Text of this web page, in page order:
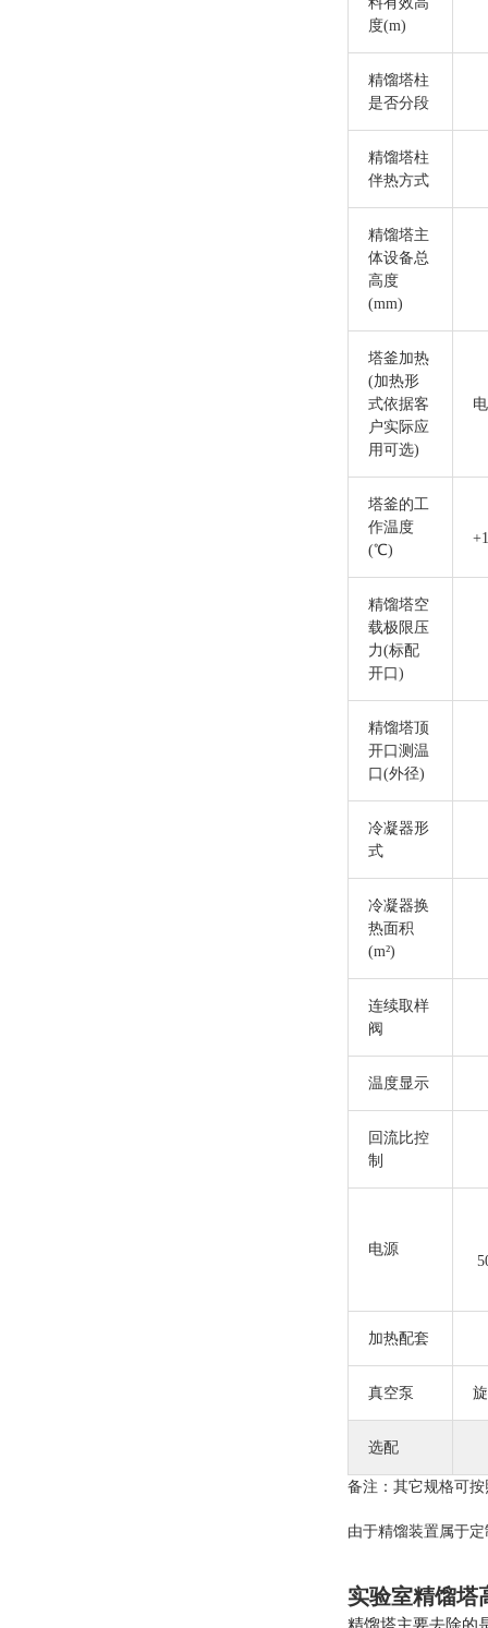
度(m)
精馏塔柱
是否分段
精馏塔柱
伴热方式
精馏塔主
体设备总
高度
(mm)
塔釜加热
(加热形
式依据客
户实际应
用可选)
塔釜的工
作温度
(℃)
精馏塔空
载极限压
力(标配
开口)
精馏塔顶
开口测温
口 (外径)
冷凝器形
式
冷凝器换
热面积
(m²)
连续取样
阀
温度显示
回流比控
制
电源
加热配套
真空泵
选配
备注：其它规格可
由于精馏装置属于
实验室精馏塔
精馏塔主要去除的